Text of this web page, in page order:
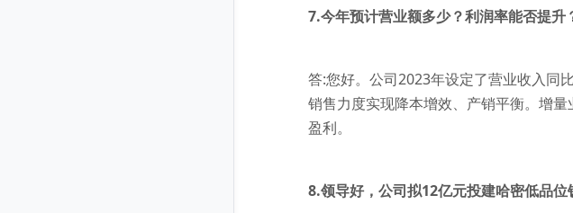
7.今年预计营业额多少？利润率能否提升
答:您好。公司2023年设定了营业收入同
销售力度实现降本增效、产销平衡。增
盈利。
8.领导好，公司拟12亿元投建哈密低品